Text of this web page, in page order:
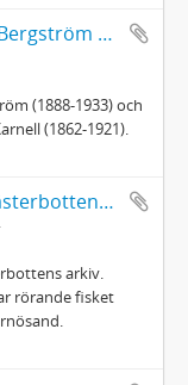
Korrespondens lappfogden Erik Bergström och prästen Vitalis Karnell
(1888-1933) och
(1862-1921).
Utredningar Fiskerinämnden i Västerbottens län 1919-1940
arkiv.
rörande fisket